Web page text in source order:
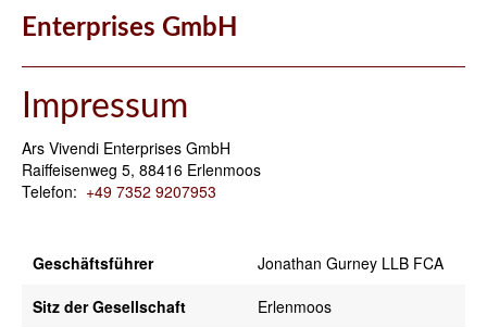
Enterprises GmbH
Impressum
Ars Vivendi Enterprises GmbH
Raiffeisenweg 5, 88416 Erlenmoos
Telefon: +49 7352 9207953
Geschäftsführer
Jonathan Gurney LLB FCA
Sitz der Gesellschaft
Erlenmoos